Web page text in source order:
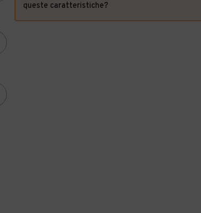
queste caratteristiche?